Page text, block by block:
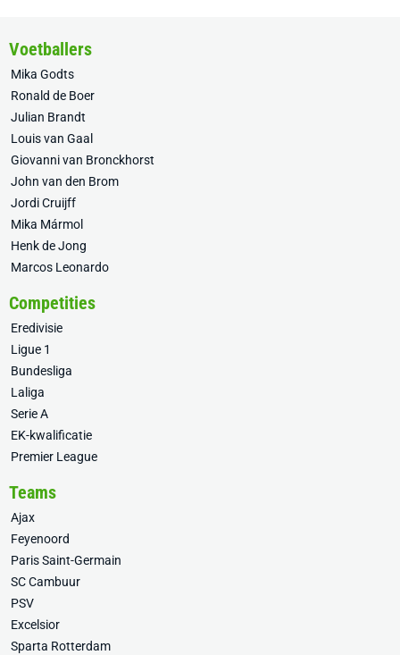
Voetballers
Mika Godts
Ronald de Boer
Julian Brandt
Louis van Gaal
Giovanni van Bronckhorst
John van den Brom
Jordi Cruijff
Mika Mármol
Henk de Jong
Marcos Leonardo
Competities
Eredivisie
Ligue 1
Bundesliga
Laliga
Serie A
EK-kwalificatie
Premier League
Teams
Ajax
Feyenoord
Paris Saint-Germain
SC Cambuur
PSV
Excelsior
Sparta Rotterdam